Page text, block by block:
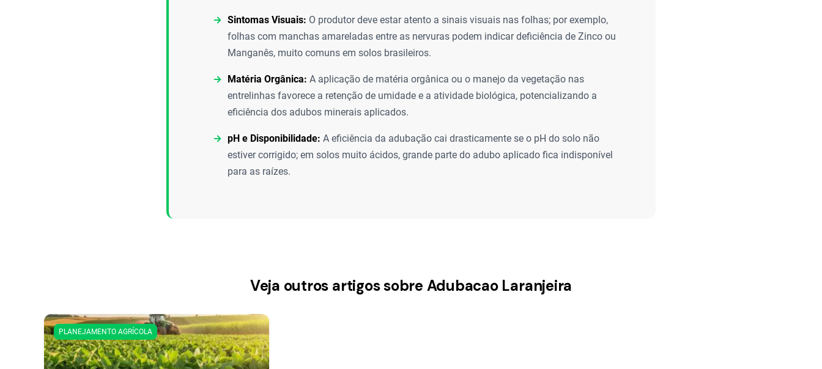
Sintomas Visuais: O produtor deve estar atento a sinais visuais nas folhas; por exemplo,
folhas com manchas amareladas entre as nervuras podem indicar deficiência de Zinco ou
Manganês, muito comuns em solos brasileiros.
Matéria Orgânica: A aplicação de matéria orgânica ou o manejo da vegetação nas
entrelinhas favorece a retenção de umidade e a atividade biológica, potencializando a
eficiência dos adubos minerais aplicados.
pH e Disponibilidade: A eficiência da adubação cai drasticamente se o pH do solo não
estiver corrigido; em solos muito ácidos, grande parte do adubo aplicado fica indisponível
para as raízes.
Veja outros artigos sobre Adubacao Laranjeira
PLANEJAMENTO AGRÍCOLA